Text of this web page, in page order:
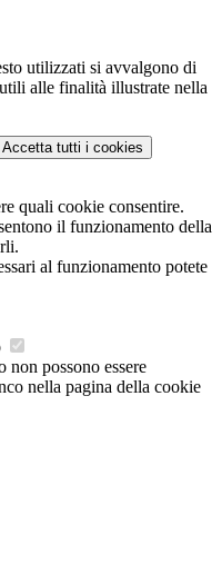
utilizzati si avvalgono di
alle finalità illustrate nella
Accetta tutti i cookies
quali cookie consentire.
il funzionamento della
al funzionamento potete
non possono essere
nella pagina della cookie